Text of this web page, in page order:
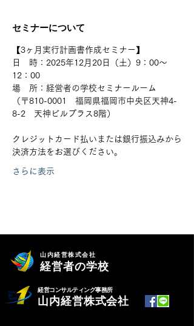
セミナーについて
【3ヶ月実行計画書作成セミナー】
日　時：2025年12月20日（土）9：00～
12：00
場　所：経営者の学校セミナールーム
（〒810-0001　福岡県福岡市中央区天神4-
8-2　天神ビルプラス8階）
クレジットカード払いまたは銀行振込みから
決済方法をお選びください。
さらに表示
山内経営株式会社
経営者の学校
経営コンサルティング事務所
山内経営株式会社